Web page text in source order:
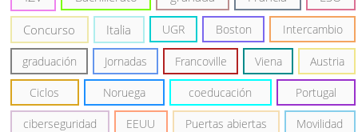
Concurso Italia UGR Boston Intercambio
graduación Jornadas Francoville Viena Austria
Ciclos Noruega coeducación Portugal
ciberseguridad EEUU Puertas abiertas Movilidad